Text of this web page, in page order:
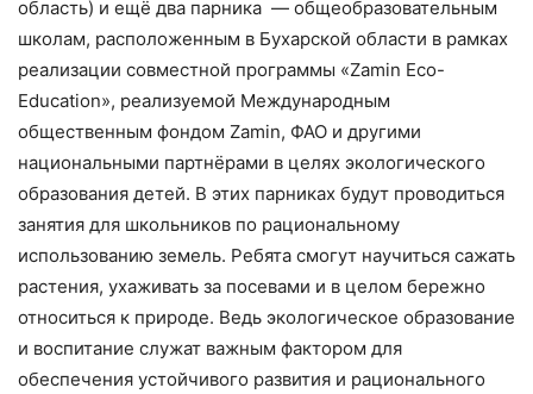
область) и ещё два парника — общеобразовательным
школам, расположенным в Бухарской области в рамках
реализации совместной программы «Zamin Eco-
Education», реализуемой Международным
общественным фондом Zamin, ФАО и другими
национальными партнёрами в целях экологического
образования детей. В этих парниках будут проводиться
занятия для школьников по рациональному
использованию земель. Ребята смогут научиться сажать
растения, ухаживать за посевами и в целом бережно
относиться к природе. Ведь экологическое образование
и воспитание служат важным фактором для
обеспечения устойчивого развития и рационального